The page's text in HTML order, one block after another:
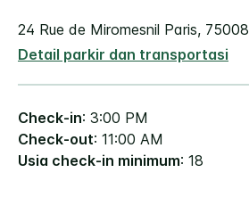
24 Rue de Miromesnil Paris, 75008
Detail parkir dan transportasi
Check-in: 3:00 PM
Check-out: 11:00 AM
Usia check-in minimum: 18